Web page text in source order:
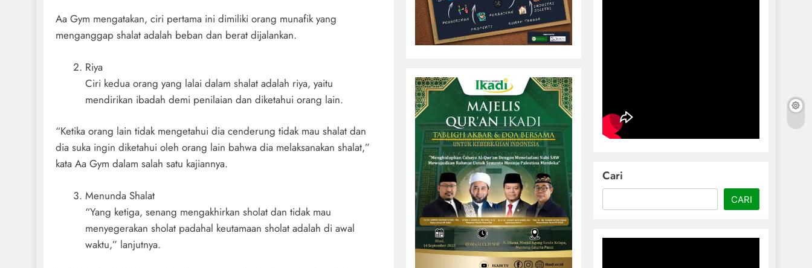
Aa Gym mengatakan, ciri pertama ini dimiliki orang munafik yang
menganggap shalat adalah beban dan berat dijalankan.
Riya
Ciri kedua orang yang lalai dalam shalat adalah riya, yaitu
mendirikan ibadah demi penilaian dan diketahui orang lain.
“Ketika orang lain tidak mengetahui dia cenderung tidak mau shalat dan
dia suka ingin diketahui oleh orang lain bahwa dia melaksanakan shalat,”
kata Aa Gym dalam salah satu kajiannya.
Menunda Shalat
“Yang ketiga, senang mengakhirkan sholat dan tidak mau
menyegerakan sholat padahal keutamaan sholat adalah di awal
waktu,” lanjutnya.
Cari
CARI